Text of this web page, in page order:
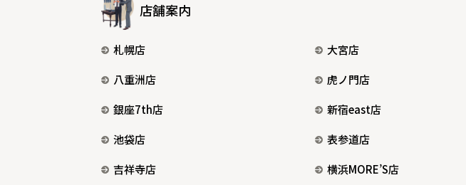
店舗案内
札幌店 大宮店
八重洲店
虎ノ門店
銀座7th店
新宿east店
池袋店
表参道店
吉祥寺店
横浜MORE’S店